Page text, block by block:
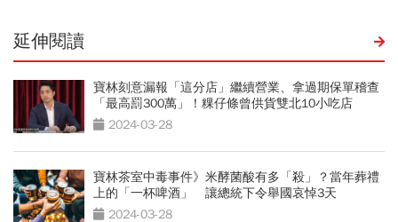
延伸閱讀
寶林刻意漏報「這分店」繼續營業、拿過期保單稽查
「最高罰300萬」！粿仔條曾供貨雙北10小吃店
2024-03-28
寶林茶室中毒事件》米酵菌酸有多「殺」？當年葬禮
上的「一杯啤酒」 讓總統下令舉國哀悼3天
2024-03-28